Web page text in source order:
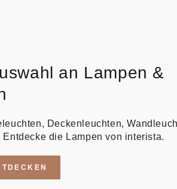
an Lampen &
Deckenleuchten,
Entdecke die Lampen von interista.